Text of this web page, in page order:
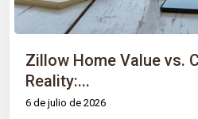
Zillow Home Value vs.
Reality:...
6 de julio de 2026